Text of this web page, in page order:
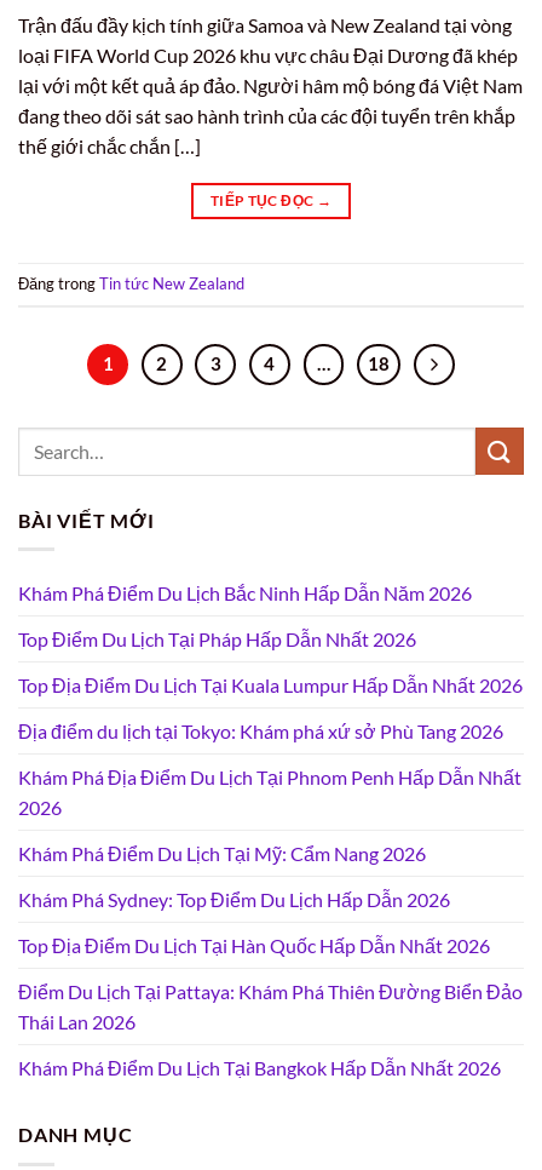
Trận đấu đầy kịch tính giữa Samoa và New Zealand tại vòng
loại FIFA World Cup 2026 khu vực châu Đại Dương đã khép
lại với một kết quả áp đảo. Người hâm mộ bóng đá Việt Nam
đang theo dõi sát sao hành trình của các đội tuyển trên khắp
thế giới chắc chắn […]
TIẾP TỤC ĐỌC →
Đăng trongTin tức New Zealand
1 2 3 4 … 18
BÀI VIẾT MỚI
Khám Phá Điểm Du Lịch Bắc Ninh Hấp Dẫn Năm 2026
Top Điểm Du Lịch Tại Pháp Hấp Dẫn Nhất 2026
Top Địa Điểm Du Lịch Tại Kuala Lumpur Hấp Dẫn Nhất 2026
Địa điểm du lịch tại Tokyo: Khám phá xứ sở Phù Tang 2026
Khám Phá Địa Điểm Du Lịch Tại Phnom Penh Hấp Dẫn Nhất
2026
Khám Phá Điểm Du Lịch Tại Mỹ: Cẩm Nang 2026
Khám Phá Sydney: Top Điểm Du Lịch Hấp Dẫn 2026
Top Địa Điểm Du Lịch Tại Hàn Quốc Hấp Dẫn Nhất 2026
Điểm Du Lịch Tại Pattaya: Khám Phá Thiên Đường Biển Đảo
Thái Lan 2026
Khám Phá Điểm Du Lịch Tại Bangkok Hấp Dẫn Nhất 2026
DANH MỤC